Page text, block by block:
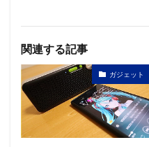
関連する記事
ガジェット